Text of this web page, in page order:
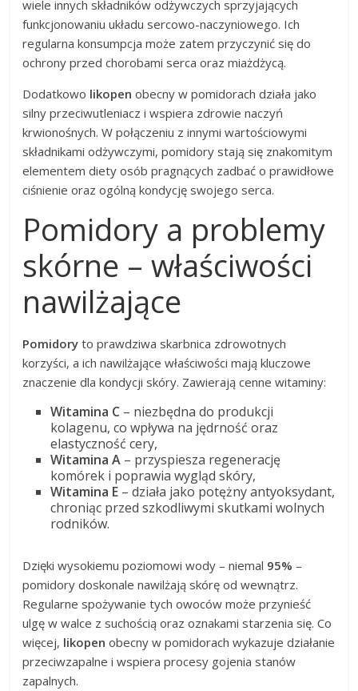
wiele innych składników odżywczych sprzyjających
funkcjonowaniu układu sercowo-naczyniowego. Ich
regularna konsumpcja może zatem przyczynić się do
ochrony przed chorobami serca oraz miażdżycą.
Dodatkowo likopen obecny w pomidorach działa jako
silny przeciwutleniacz i wspiera zdrowie naczyń
krwionośnych. W połączeniu z innymi wartościowymi
składnikami odżywczymi, pomidory stają się znakomitym
elementem diety osób pragnących zadbać o prawidłowe
ciśnienie oraz ogólną kondycję swojego serca.
Pomidory a problemy
skórne – właściwości
nawilżające
Pomidory to prawdziwa skarbnica zdrowotnych
korzyści, a ich nawilżające właściwości mają kluczowe
znaczenie dla kondycji skóry. Zawierają cenne witaminy:
Witamina C – niezbędna do produkcji
kolagenu, co wpływa na jędrność oraz
elastyczność cery,
Witamina A – przyspiesza regenerację
komórek i poprawia wygląd skóry,
Witamina E – działa jako potężny antyoksydant,
chroniąc przed szkodliwymi skutkami wolnych
rodników.
Dzięki wysokiemu poziomowi wody – niemal 95% –
pomidory doskonale nawilżają skórę od wewnątrz.
Regularne spożywanie tych owoców może przynieść
ulgę w walce z suchością oraz oznakami starzenia się. Co
więcej, likopen obecny w pomidorach wykazuje działanie
przeciwzapalne i wspiera procesy gojenia stanów
zapalnych.